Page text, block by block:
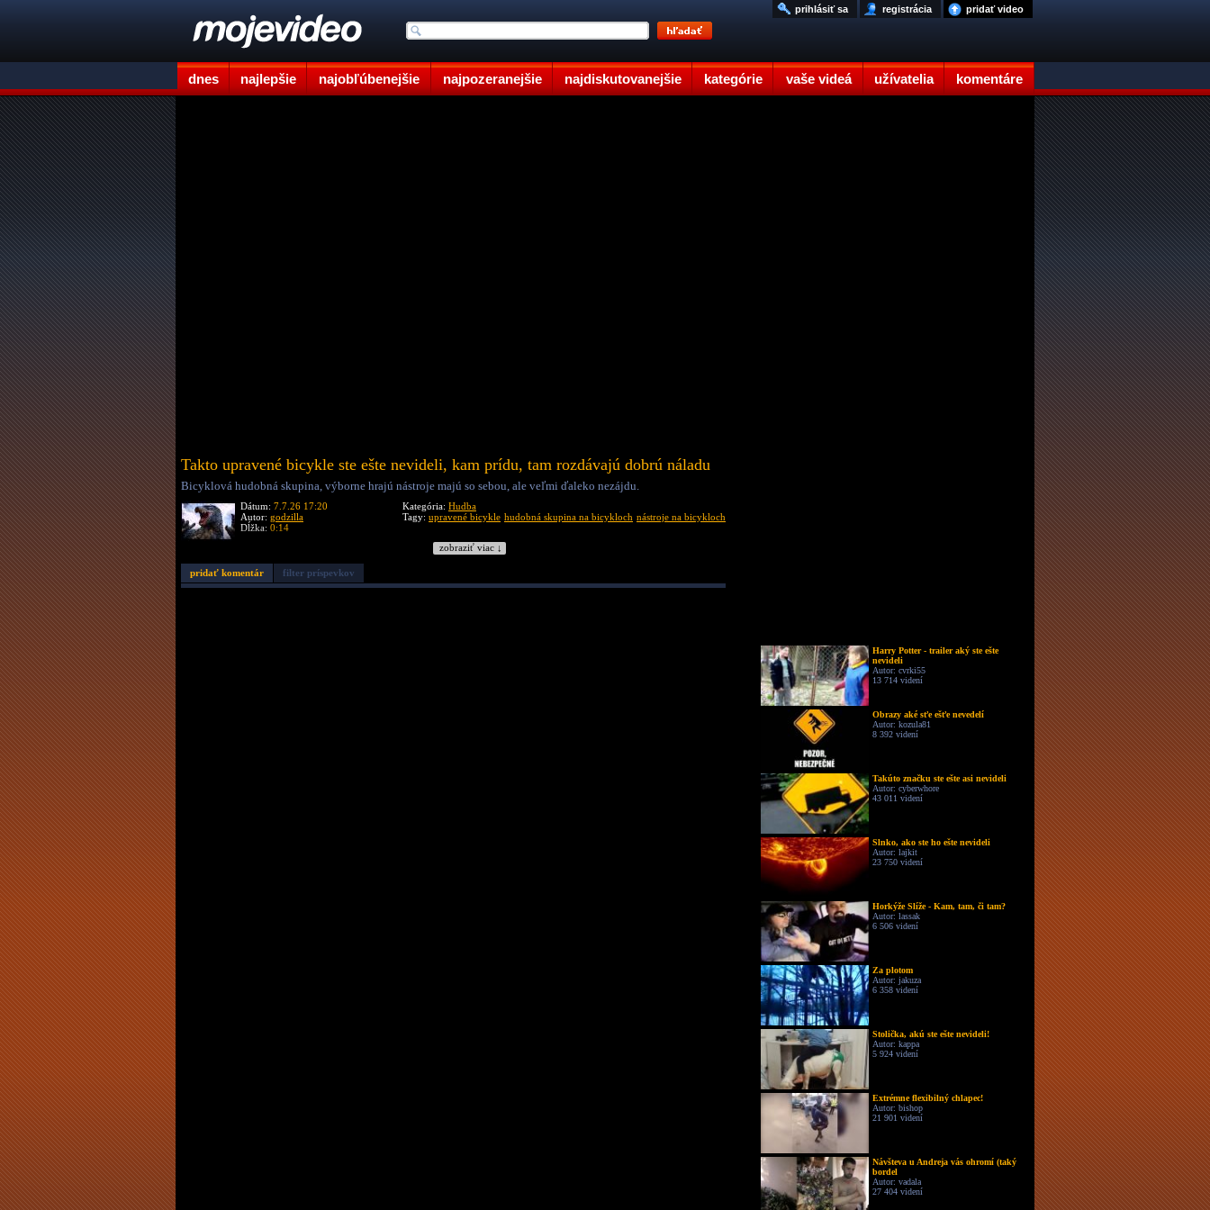
dnes najlepšie najobľúbenejšie najpozeranejšie najdiskutovanejšie kategórie vaše videá užívatelia komentáre
pridať video
registrácia
prihlásiť sa
Takto upravené bicykle ste ešte nevideli, kam prídu, tam rozdávajú dobrú náladu
Bicyklová hudobná skupina, výborne hrajú nástroje majú so sebou, ale veľmi ďaleko nezájdu.
Dátum: 7.7.26 17:20
Autor: godzilla
Dĺžka: 0:14
Kategória: Hudba
Tagy: upravené bicykle hudobná skupina na bicykloch nástroje na bicykloch
zobraziť viac ↓
pridať komentár filter príspevkov
Harry Potter - trailer aký ste ešte
nevideli
Autor: cvrki55
13 714 videní
Obrazy aké sťe ešťe nevedelí
Autor: kozula81
8 392 videní
Takúto značku ste ešte asi nevideli
Autor: cyberwhore
43 011 videní
Slnko, ako ste ho ešte nevideli
Autor: lajkit
23 750 videní
Horkýže Slíže - Kam, tam, či tam?
Autor: lassak
6 506 videní
Za plotom
Autor: jakuza
6 358 videní
Stolička, akú ste ešte nevideli!
Autor: kappa
5 924 videní
Extrémne flexibilný chlapec!
Autor: bishop
21 901 videní
Návšteva u Andreja vás ohromí (taký
bordel
Autor: vadala
27 404 videní